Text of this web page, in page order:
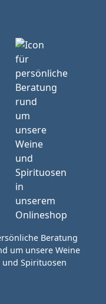
Beratung
um unsere Weine
und Spirituosen